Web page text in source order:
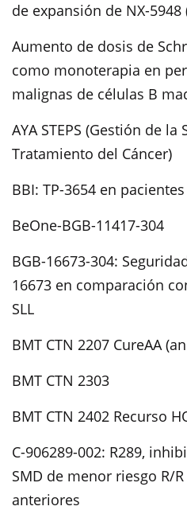
de expansión de NX-
Aumento de dosis de
como monoterapia en
malignas de células B
AYA STEPS (Gestión de
Tratamiento del Cáncer)
BBI: TP-3654 en
BeOne-BGB-11417-304
BGB-16673-304:
16673 en comparación
SLL
BMT CTN 2207 CureAA
BMT CTN 2303
BMT CTN 2402 Recurso
C-906289-002: R289,
SMD de menor riesgo R/
anteriores